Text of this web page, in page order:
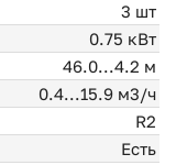
3 шт
0.75 кВт
46.0...4.2 м
0.4...15.9 м3/ч
R2
Есть